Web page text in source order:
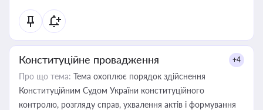
Конституційне провадження +4
Про що тема: Тема охоплює порядок здійснення
Конституційним Судом України конституційного
контролю, розгляду справ, ухвалення актів і формування